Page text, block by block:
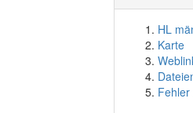
HL
Karte